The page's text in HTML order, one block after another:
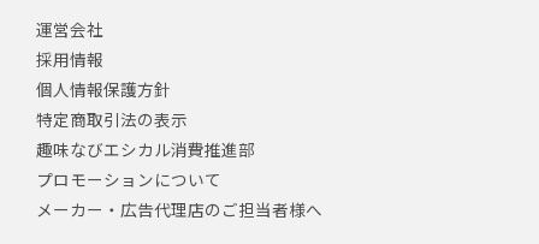
運営会社
採用情報
個人情報保護方針
特定商取引法の表示
趣味なびエシカル消費推進部
プロモーションについて
メーカー・広告代理店のご担当者様へ